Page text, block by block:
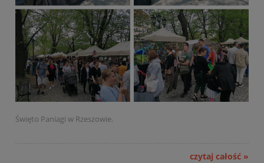
Święto Paniagi w Rzeszowie.
czytaj całość »